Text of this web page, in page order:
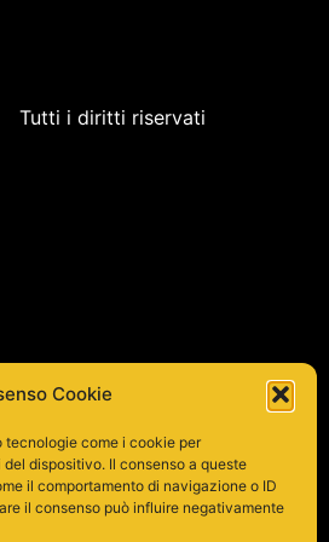
Cookie
tecnologie come i cookie per
dispositivo. Il consenso a queste
il comportamento di navigazione o ID
il consenso può influire negativamente
Tutti i diritti riservati